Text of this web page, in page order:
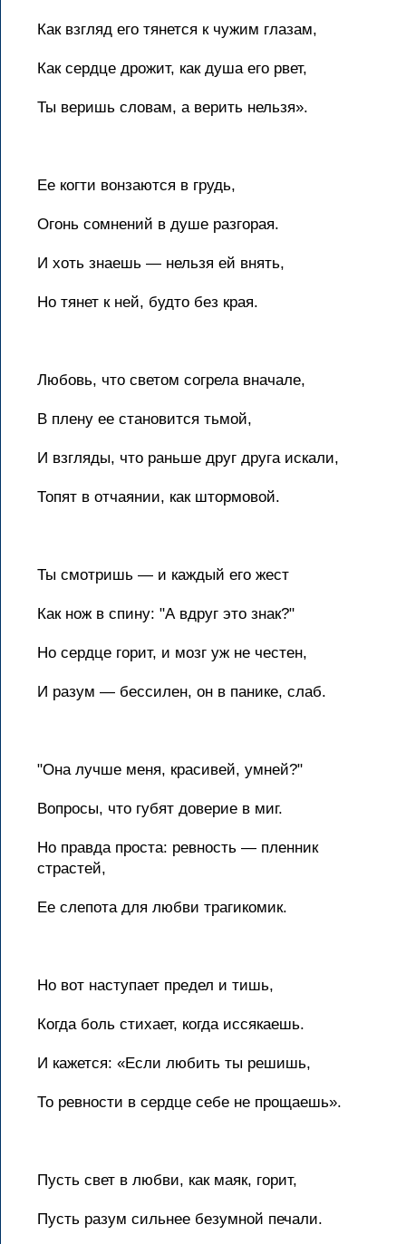
Как взгляд его тянется к чужим глазам,
Как сердце дрожит, как душа его рвет,
Ты веришь словам, а верить нельзя».
Ее когти вонзаются в грудь,
Огонь сомнений в душе разгорая.
И хоть знаешь — нельзя ей внять,
Но тянет к ней, будто без края.
Любовь, что светом согрела вначале,
В плену ее становится тьмой,
И взгляды, что раньше друг друга искали,
Топят в отчаянии, как штормовой.
Ты смотришь — и каждый его жест
Как нож в спину: "А вдруг это знак?"
Но сердце горит, и мозг уж не честен,
И разум — бессилен, он в панике, слаб.
"Она лучше меня, красивей, умней?"
Вопросы, что губят доверие в миг.
Но правда проста: ревность — пленник
страстей,
Ее слепота для любви трагикомик.
Но вот наступает предел и тишь,
Когда боль стихает, когда иссякаешь.
И кажется: «Если любить ты решишь,
То ревности в сердце себе не прощаешь».
Пусть свет в любви, как маяк, горит,
Пусть разум сильнее безумной печали.